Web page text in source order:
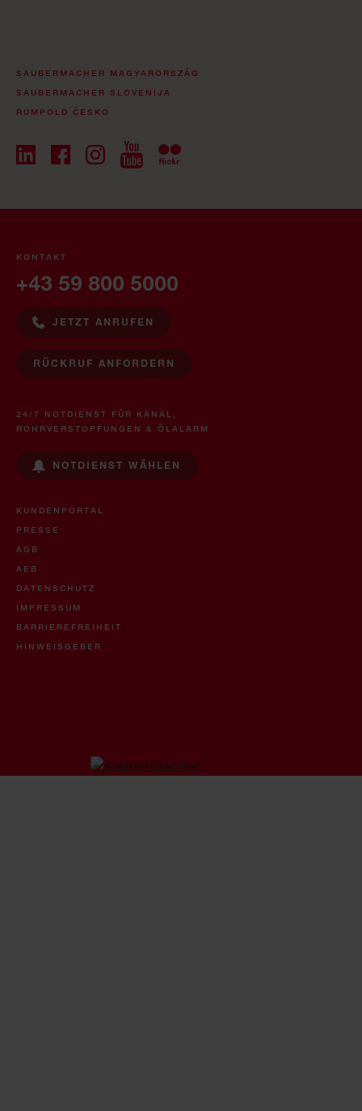
SAUBERMACHER MAGYARORSZÁG
SAUBERMACHER SLOVENIJA
RUMPOLD ČESKO
KONTAKT
+43 59 800 5000
JETZT ANRUFEN
RÜCKRUF ANFORDERN
24/7 NOTDIENST FÜR KANAL,
ROHRVERSTOPFUNGEN & ÖLALARM
NOTDIENST WÄHLEN
KUNDENPORTAL
PRESSE
AGB
AEB
DATENSCHUTZ
IMPRESSUM
BARRIEREFREIHEIT
HINWEISGEBER